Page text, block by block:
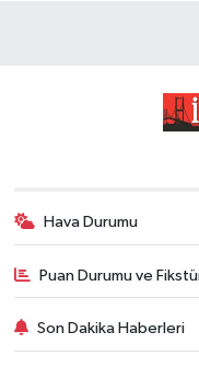
Hava Durumu
Puan Durumu ve
Son Dakika Haberleri